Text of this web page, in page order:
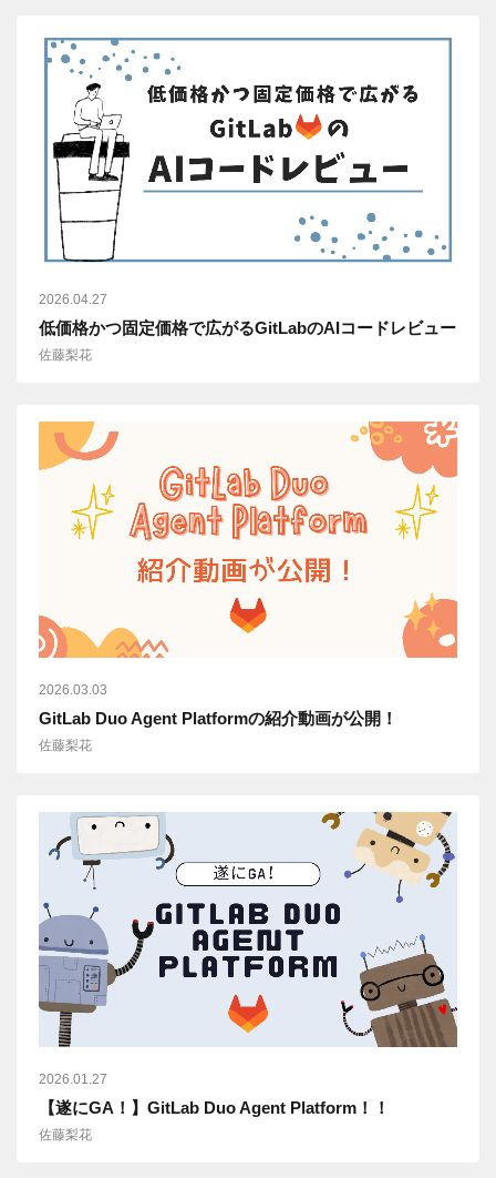
2026.04.27
低価格かつ固定価格で広がるGitLabのAIコードレビュー
佐藤梨花
2026.03.03
GitLab Duo Agent Platformの紹介動画が公開！
佐藤梨花
2026.01.27
【遂にGA！】GitLab Duo Agent Platform！！
佐藤梨花